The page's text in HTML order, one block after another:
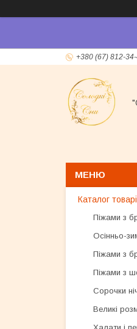
+380 (67) 812-
Каталог
Піжами з
Осінньо-
Піжами з
Піжами з
Сорочки
Великі